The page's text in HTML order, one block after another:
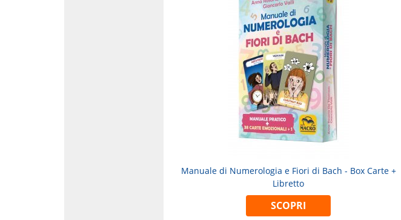
Manuale di Numerologia e Fiori di Bach - Box Carte +
Libretto
SCOPRI